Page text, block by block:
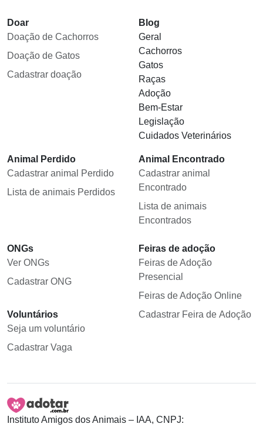
Doar
Doação de Cachorros
Doação de Gatos
Cadastrar doação
Blog
Geral
Cachorros
Gatos
Raças
Adoção
Bem-Estar
Legislação
Cuidados Veterinários
Animal Perdido
Cadastrar animal Perdido
Lista de animais Perdidos
Animal Encontrado
Cadastrar animal
Encontrado
Lista de animais
Encontrados
ONGs
Ver ONGs
Cadastrar ONG
Voluntários
Seja um voluntário
Cadastrar Vaga
Feiras de adoção
Feiras de Adoção
Presencial
Feiras de Adoção Online
Cadastrar Feira de Adoção
Instituto Amigos dos Animais – IAA, CNPJ: